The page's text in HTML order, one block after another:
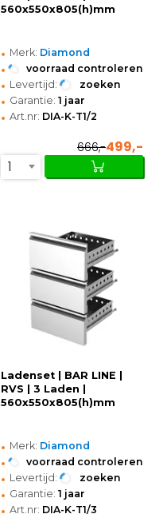
560x550x805(h)mm
• Merk: Diamond
• voorraad controleren
• Levertijd: zoeken
• Garantie: 1 jaar
• Art.nr: DIA-K-T1/2
666,-499,-
1
Ladenset | BAR LINE |
RVS | 3 Laden |
560x550x805(h)mm
• Merk: Diamond
• voorraad controleren
• Levertijd: zoeken
• Garantie: 1 jaar
• Art.nr: DIA-K-T1/3